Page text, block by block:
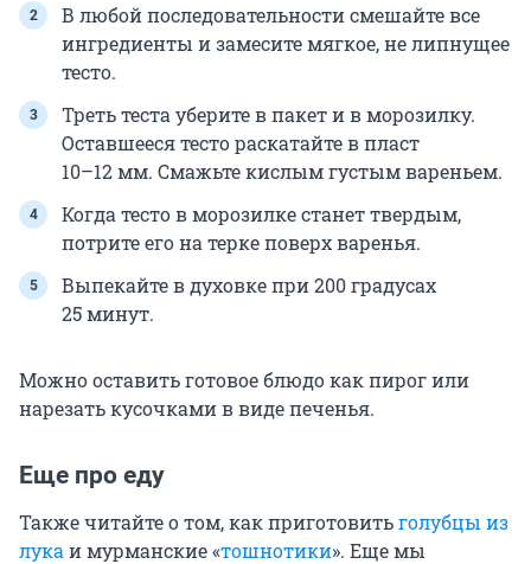
В любой последовательности смешайте все
ингредиенты и замесите мягкое, не липнущее
тесто.
Треть теста уберите в пакет и в морозилку.
Оставшееся тесто раскатайте в пласт
10–12 мм. Смажьте кислым густым вареньем.
Когда тесто в морозилке станет твердым,
потрите его на терке поверх варенья.
Выпекайте в духовке при200градусах
25минут.
Можно оставить готовое блюдо как пирог или
нарезать кусочками в виде печенья.
Еще про еду
Также читайте о том, как приготовитьголубцы из
лука и мурманские «тошнотики». Еще мы